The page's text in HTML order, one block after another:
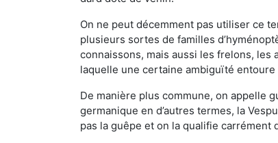
On ne peut décemment pas utiliser ce
plusieurs sortes de familles
connaissons, mais aussi les frelons,
laquelle une certaine ambiguïté
De manière plus commune, on appelle
germanique en d’autres termes, la
pas la guêpe et on la qualifie carrément